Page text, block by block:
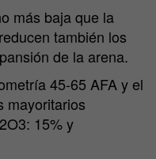
más baja que la
también los
de la arena.
45-65 AFA y el
mayoritarios
15% y